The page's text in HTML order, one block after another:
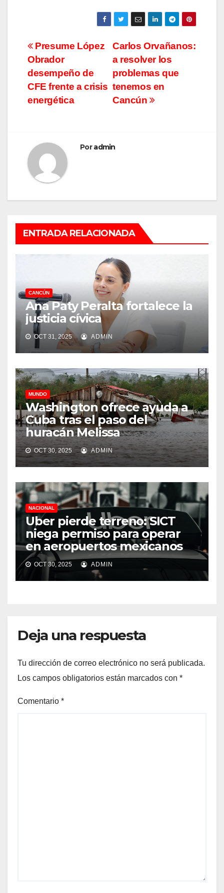
Navegación
de
entradas
Carlos Orvañanos:
a resolver los
problemas que
tenemos en
Cancún
Presume López
Obrador
desempeño de
CFE frente a crisis
energética
Poradmin
ENTRADA RELACIONADA
CANCÚN
Ana Paty Peralta fortalece la
justicia cívica
OCT 31, 2025 ADMIN
MUNDO
Washington ofrece ayuda a
Cuba tras el paso del
huracán Melissa
OCT 30, 2025 ADMIN
NACIONAL
Uber pierde terreno: SICT
niega permiso para operar
en aeropuertos mexicanos
OCT 30, 2025 ADMIN
Deja una respuesta
Tu dirección de correo electrónico no será publicada.
Los campos obligatorios están marcados con *
Comentario *